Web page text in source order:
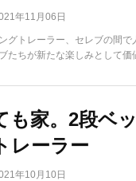
年11月06日
グトレーラー、セレブの間
たちが新たな楽しみとして
も家。2段ベ
レーラー
年10月10日